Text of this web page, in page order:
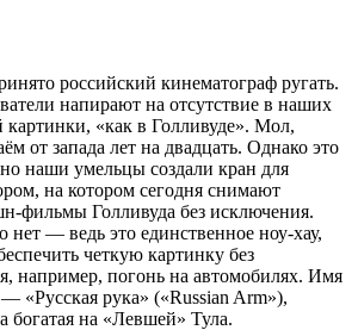
российский кинематограф ругать.
напирают на отсутствие в наших
картинки, «как в Голливуде». Мол,
от запада лет на двадцать. Однако это
наши умельцы создали кран для
на котором сегодня снимают
фильмы Голливуда без исключения.
нет — ведь это единственное ноу-хау,
четкую картинку без
например, погонь на автомобилях. Имя
— «Русская рука» («Russian Arm»),
богатая на «Левшей» Тула.